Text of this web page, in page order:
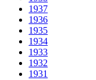
1937
1936
1935
1934
1933
1932
1931